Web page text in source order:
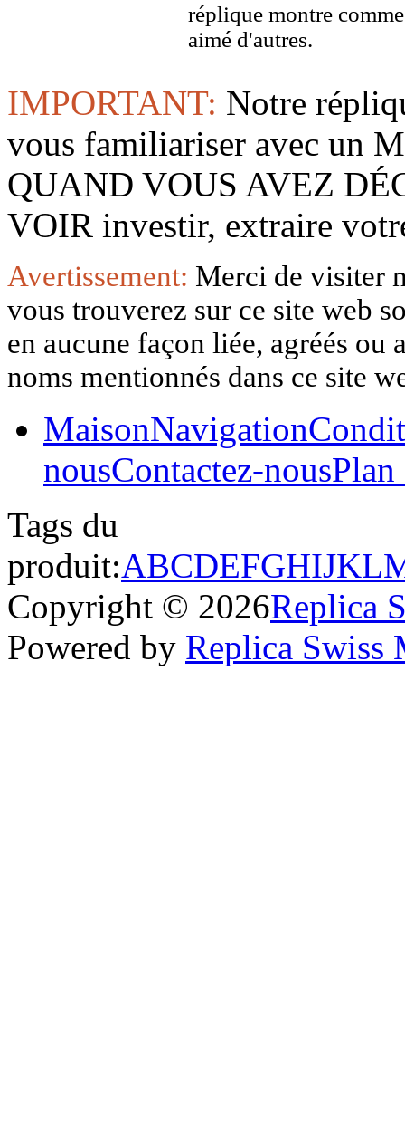
réplique montre
aimé d'autres.
IMPORTANT: Notre
vous familiariser avec un
QUAND VOUS AVEZ
VOIR investir, extraire
Avertissement: Merci de visiter
vous trouverez sur ce site web
en aucune façon liée, agréés
noms mentionnés dans ce site
MaisonNavigation
nousContactez-nousPlan
Tags du
produit:ABCDEFGHIJKL
Copyright © 2026Replica
Powered by Replica Swiss